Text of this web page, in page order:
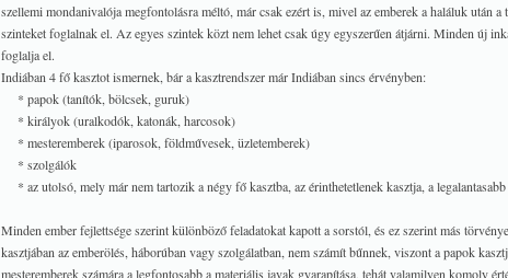
szellemi mondanivalója megfontolásra méltó, már csak ezért is, mivel az emberek a haláluk után
szinteket foglalnak el. Az egyes szintek közt nem lehet csak úgy egyszerűen átjárni. Minden új
foglalja el.
Indiában 4 fő kasztot ismernek, bár a kasztrendszer már Indiában sincs érvényben:
* papok (tanítók, bölcsek, guruk)
* királyok (uralkodók, katonák, harcosok)
* mesteremberek (iparosok, földművesek, üzletemberek)
* szolgálók
* az utolsó, mely már nem tartozik a négy fő kasztba, az érinthetetlenek kasztja, a
Minden ember fejlettsége szerint különböző feladatokat kapott a sorstól, és ez szerint más
kasztjában az emberölés, háborúban vagy szolgálatban, nem számít bűnnek, viszont a papok
mesteremberek számára a legfontosabb a materiális javak gyarapítása, tehát valamilyen komoly